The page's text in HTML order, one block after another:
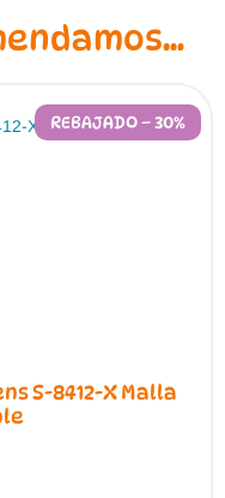
REBAJADO – 30%
S-8412-X Malla